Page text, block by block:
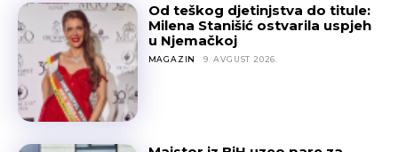
Od teškog djetinjstva do titule:
Milena Stanišić ostvarila uspjeh
u Njemačkoj
MAGAZIN 9. AVGUST 2026.